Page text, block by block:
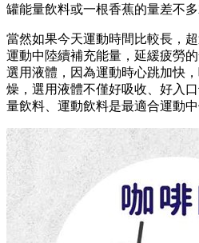
罐能量飲料或一根香蕉的量差不多
當然如果今天運動時間比較長，
運動中陸續補充能量，延緩疲勞
選用液體，因為運動時心跳加快
燥，選用液體不僅好吸收、好入
量飲料、運動飲料是最適合運動中